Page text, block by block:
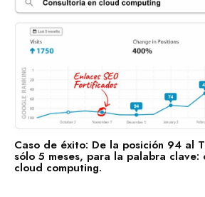
Caso de éxito: De la posición 94 al
sólo 5 meses, para la palabra clave:
cloud computing.